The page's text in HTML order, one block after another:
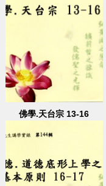
佛學.天台宗 13-16